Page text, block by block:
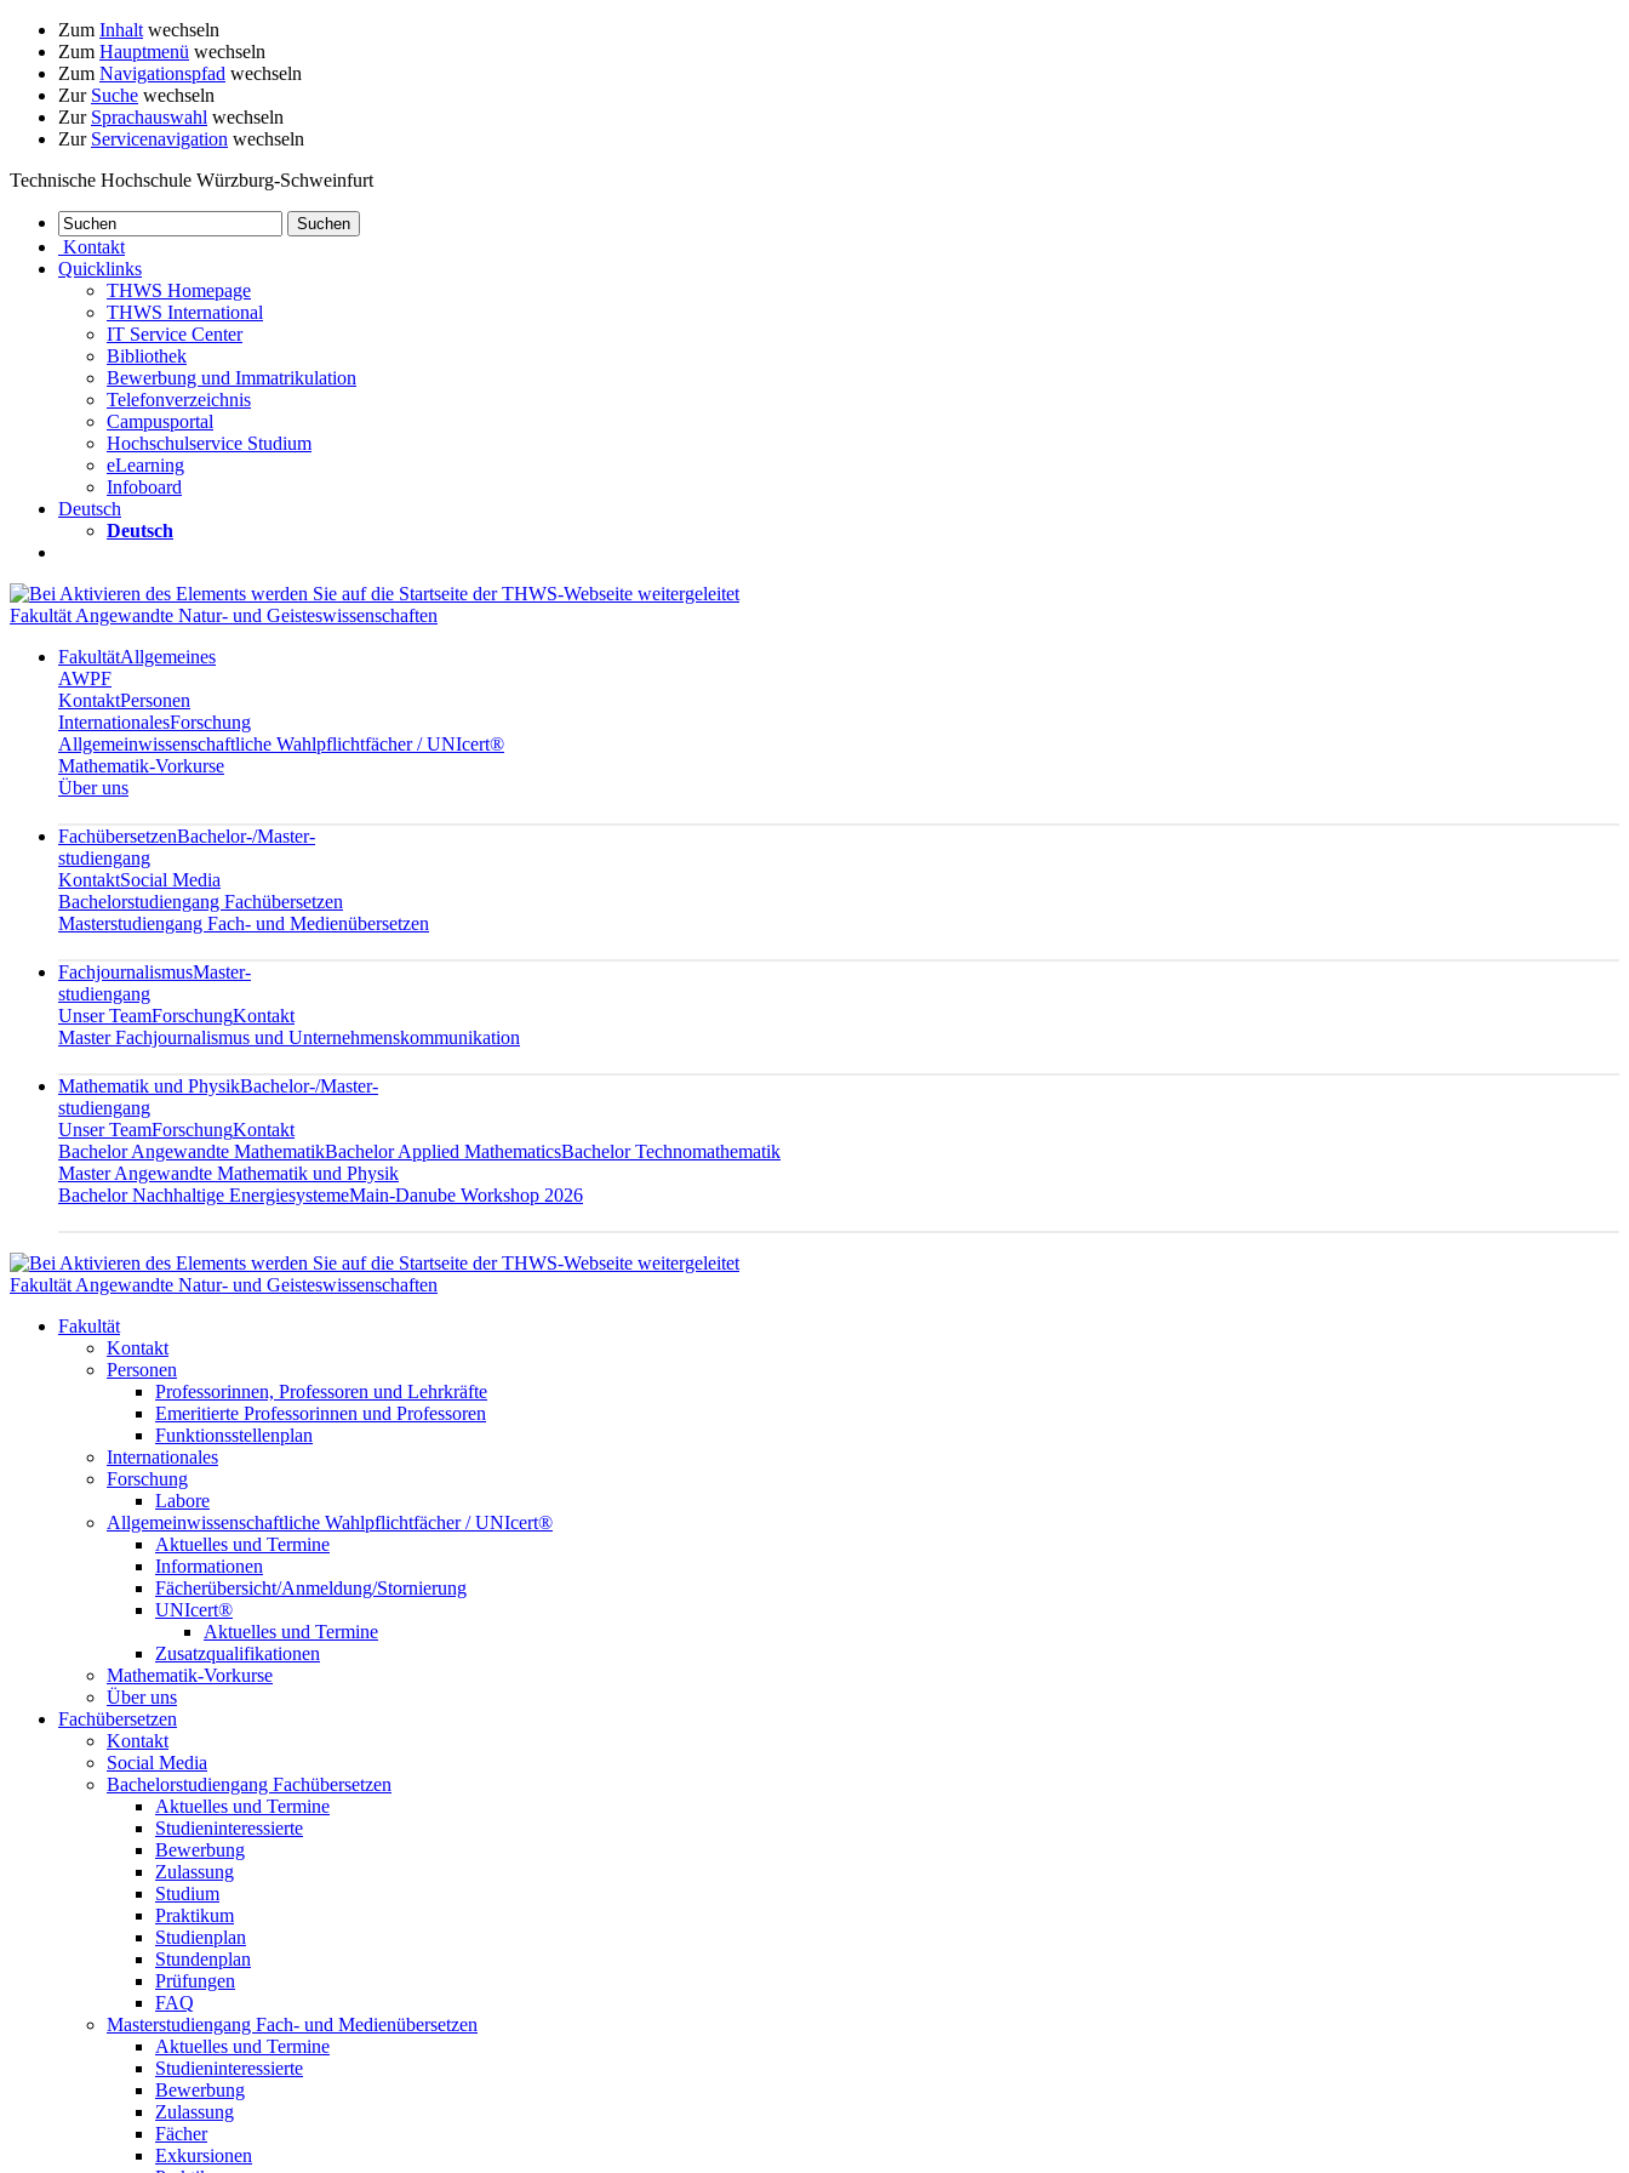
Zum Inhalt wechseln
Zum Hauptmenü wechseln
Zum Navigationspfad wechseln
Zur Suche wechseln
Zur Sprachauswahl wechseln
Zur Servicenavigation wechseln
Technische Hochschule Würzburg-Schweinfurt
Kontakt
Quicklinks
THWS Homepage
THWS International
IT Service Center
Bibliothek
Bewerbung und Immatrikulation
Telefonverzeichnis
Campusportal
Hochschulservice Studium
eLearning
Infoboard
Deutsch
Deutsch
Fakultät Angewandte Natur- und Geisteswissenschaften
FakultätAllgemeines
AWPF
KontaktPersonen
InternationalesForschung
Allgemeinwissenschaftliche Wahlpflichtfächer / UNIcert®
Mathematik-Vorkurse
Über uns
FachübersetzenBachelor-/Master-
studiengang
KontaktSocial Media
Bachelorstudiengang Fachübersetzen
Masterstudiengang Fach- und Medienübersetzen
FachjournalismusMaster-
studiengang
Unser TeamForschungKontakt
Master Fachjournalismus und Unternehmenskommunikation
Mathematik und PhysikBachelor-/Master-
studiengang
Unser TeamForschungKontakt
Bachelor Angewandte MathematikBachelor Applied MathematicsBachelor Technomathematik
Master Angewandte Mathematik und Physik
Bachelor Nachhaltige EnergiesystemeMain-Danube Workshop 2026
Fakultät Angewandte Natur- und Geisteswissenschaften
Fakultät
Kontakt
Personen
Professorinnen, Professoren und Lehrkräfte
Emeritierte Professorinnen und Professoren
Funktionsstellenplan
Internationales
Forschung
Labore
Allgemeinwissenschaftliche Wahlpflichtfächer / UNIcert®
Aktuelles und Termine
Informationen
Fächerübersicht/Anmeldung/Stornierung
UNIcert®
Aktuelles und Termine
Zusatzqualifikationen
Mathematik-Vorkurse
Über uns
Fachübersetzen
Kontakt
Social Media
Bachelorstudiengang Fachübersetzen
Aktuelles und Termine
Studieninteressierte
Bewerbung
Zulassung
Studium
Praktikum
Studienplan
Stundenplan
Prüfungen
FAQ
Masterstudiengang Fach- und Medienübersetzen
Aktuelles und Termine
Studieninteressierte
Bewerbung
Zulassung
Fächer
Exkursionen